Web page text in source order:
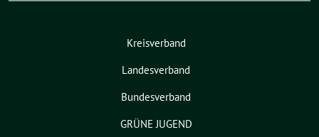
Kreisverband
Landesverband
Bundesverband
GRÜNE JUGEND